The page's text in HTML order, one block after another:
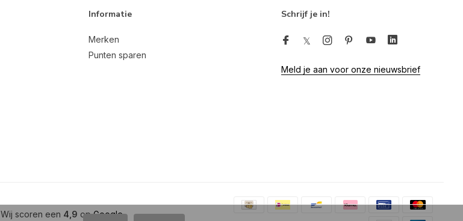
Informatie
Merken
Punten sparen
Schrijf je in!
Meld je aan voor onze nieuwsbrief
Wij scoren een 4,9 opGoogle